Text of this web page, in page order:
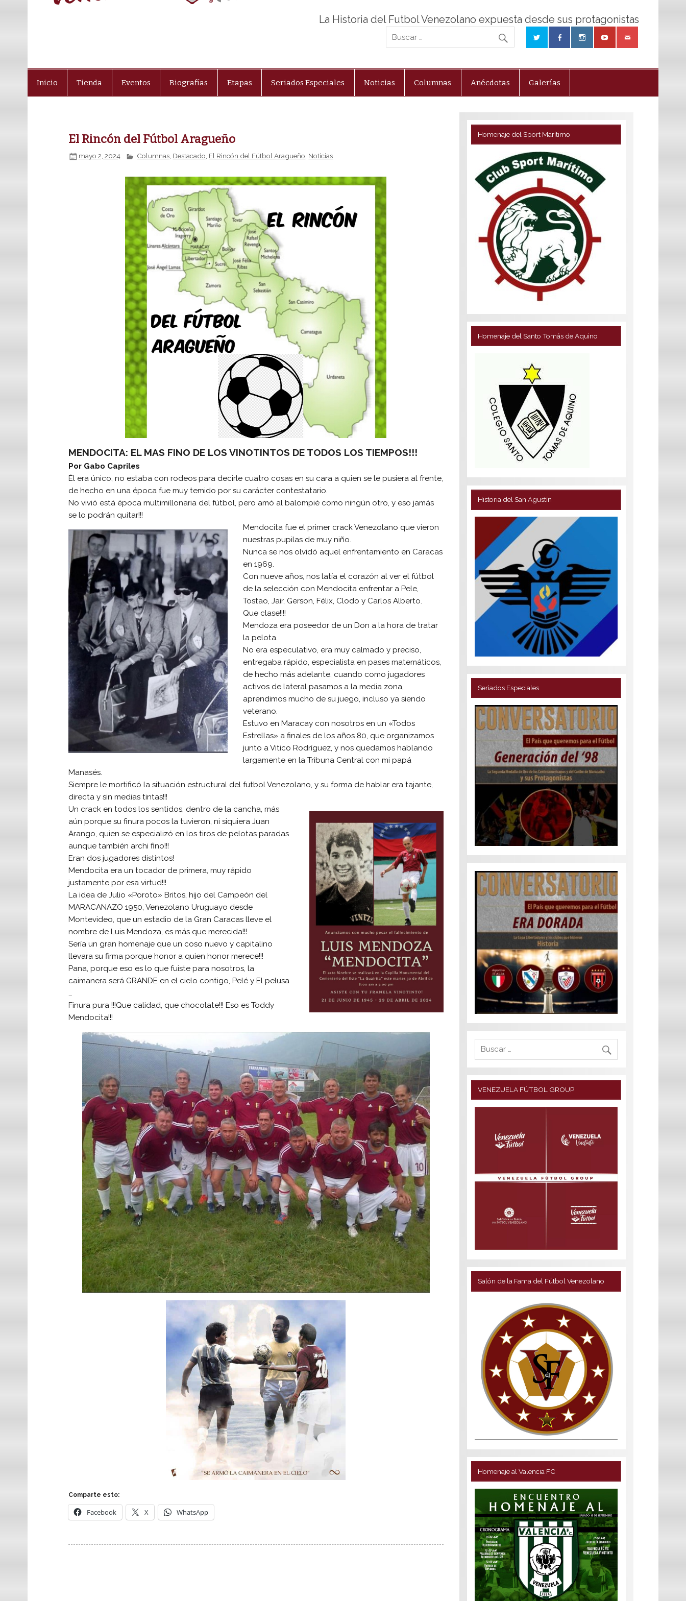
La Historia del Futbol Venezolano expuesta desde sus protagonistas
Inicio Tienda Eventos Biografías Etapas Seriados Especiales Noticias Columnas Anécdotas Galerías
El Rincón del Fútbol Aragueño
mayo 2, 2024 Columnas, Destacado, El Rincón del Fútbol Aragueño, Noticias
MENDOCITA: EL MAS FINO DE LOS VINOTINTOS DE TODOS LOS TIEMPOS!!!
Por Gabo Capriles
Él era único, no estaba con rodeos para decirle cuatro cosas en su cara a quien se le pusiera al frente,
de hecho en una época fue muy temido por su carácter contestatario.
No vivió está época multimillonaria del fútbol, pero amó al balompié como ningún otro, y eso jamás
se lo podrán quitar!!!
Mendocita fue el primer crack Venezolano que vieron
nuestras pupilas de muy niño.
Nunca se nos olvidó aquel enfrentamiento en Caracas
en 1969.
Con nueve años, nos latía el corazón al ver el fútbol
de la selección con Mendocita enfrentar a Pele,
Tostao, Jair, Gerson, Félix, Clodo y Carlos Alberto.
Que clase!!!!
Mendoza era poseedor de un Don a la hora de tratar
la pelota.
No era especulativo, era muy calmado y preciso,
entregaba rápido, especialista en pases matemáticos,
de hecho más adelante, cuando como jugadores
activos de lateral pasamos a la media zona,
aprendimos mucho de su juego, incluso ya siendo
veterano.
Estuvo en Maracay con nosotros en un «Todos
Estrellas» a finales de los años 80, que organizamos
junto a Vitico Rodríguez, y nos quedamos hablando
largamente en la Tribuna Central con mi papá
Manasés.
Siempre le mortificó la situación estructural del futbol Venezolano, y su forma de hablar era tajante,
directa y sin medias tintas!!!
Un crack en todos los sentidos, dentro de la cancha, más
aún porque su finura pocos la tuvieron, ni siquiera Juan
Arango, quien se especializó en los tiros de pelotas paradas
aunque también archi fino!!!
Eran dos jugadores distintos!
Mendocita era un tocador de primera, muy rápido
justamente por esa virtud!!!
La idea de Julio «Poroto» Britos, hijo del Campeón del
MARACANAZO 1950, Venezolano Uruguayo desde
Montevideo, que un estadio de la Gran Caracas lleve el
nombre de Luis Mendoza, es más que merecida!!!
Sería un gran homenaje que un coso nuevo y capitalino
llevara su firma porque honor a quien honor merece!!!
Pana, porque eso es lo que fuiste para nosotros, la
caimanera será GRANDE en el cielo contigo, Pelé y El pelusa
…
Finura pura !!!Que calidad, que chocolate!!! Eso es Toddy
Mendocita!!!
Comparte esto:
Facebook X WhatsApp
Homenaje del Sport Marítimo
Homenaje del Santo Tomás de Aquino
Historia del San Agustín
Seriados Especiales
VENEZUELA FÚTBOL GROUP
Salón de la Fama del Fútbol Venezolano
Homenaje al Valencia FC